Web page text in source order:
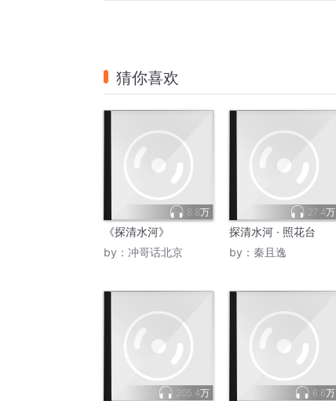
猜你喜欢
8.8万
《探清水河》
by： 冲哥话北京
27.4万
探清水河 · 照花台
by： 秦且逸
205.4万 6.6万